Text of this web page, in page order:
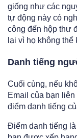
giống như các
tự động này có
công đến hộp thư
lại vì họ không
Danh tiếng
Cuối cùng, nếu
Email của bạn
điểm danh tiếng
Điểm danh tiếng